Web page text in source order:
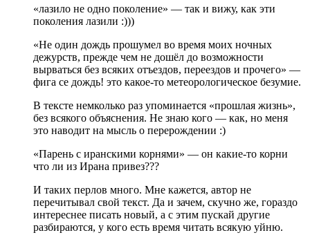
«лазило не одно поколение» — так и вижу, как эти
поколения лазили :)))
«Не один дождь прошумел во время моих ночных
дежурств, прежде чем не дошёл до возможности
вырваться без всяких отъездов, переездов и прочего» —
фига се дождь! это какое-то метеорологическое безумие.
В тексте немколько раз упоминается «прошлая жизнь»,
без всякого объяснения. Не знаю кого — как, но меня
это наводит на мысль о перерождении :)
«Парень с иранскими корнями» — он какие-то корни
что ли из Ирана привез???
И таких перлов много. Мне кажется, автор не
перечитывал свой текст. Да и зачем, скучно же, гораздо
интереснее писать новый, а с этим пускай другие
разбираются, у кого есть время читать всякую уйню.